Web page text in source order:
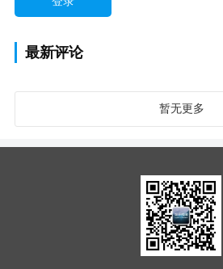
最新评论
暂无更多